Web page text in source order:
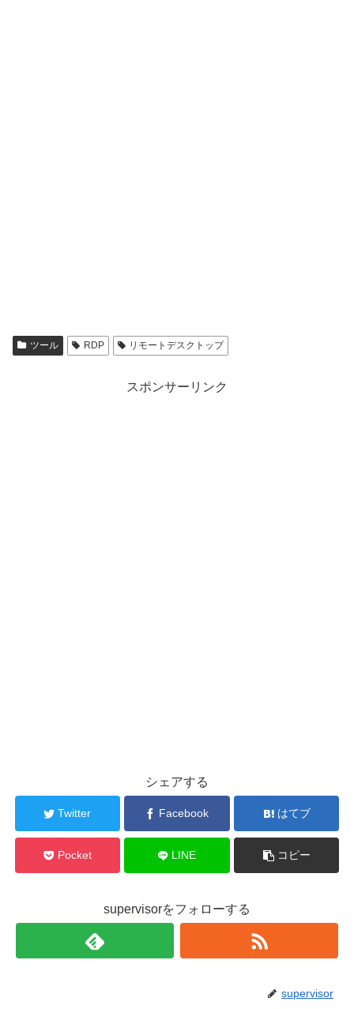
ツール RDP リモートデスクトップ
スポンサーリンク
シェアする
Twitter Facebook はてブ
Pocket LINE コピー
supervisorをフォローする
supervisor